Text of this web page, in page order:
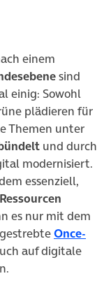
in neuem Tab)
einem
sind
einig: Sowohl
plädieren für
Themen unter
und durch
modernisiert.
essenziell,
Ressourcen
es nur mit dem
Once-
auf digitale